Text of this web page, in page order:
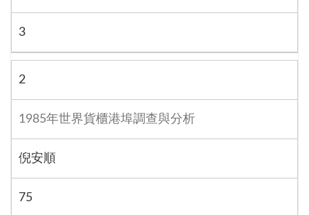
3
2
1985年世界貨櫃港埠調查與分析
倪安順
75